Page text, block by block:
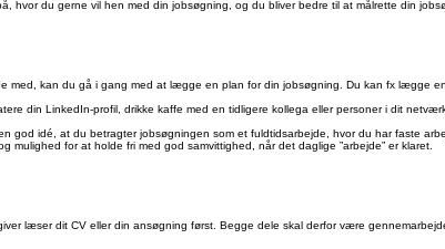
hvor du gerne vil hen med din jobsøgning, og du bliver bedre til at målrette din
med, kan du gå i gang med at lægge en plan for din jobsøgning. Du kan fx lægge
din LinkedIn-profil, drikke kaffe med en tidligere kollega eller personer i dit
god idé, at du betragter jobsøgningen som et fuldtidsarbejde, hvor du har faste
mulighed for at holde fri med god samvittighed, når det daglige ”arbejde” er klaret.
læser dit CV eller din ansøgning først. Begge dele skal derfor være